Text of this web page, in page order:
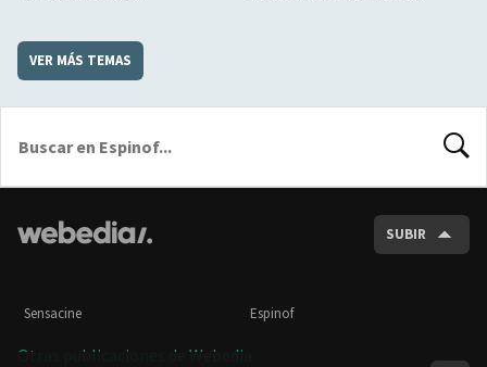
VER MÁS TEMAS
SUBIR
Sensacine Espinof
Otras publicaciones de Webedia